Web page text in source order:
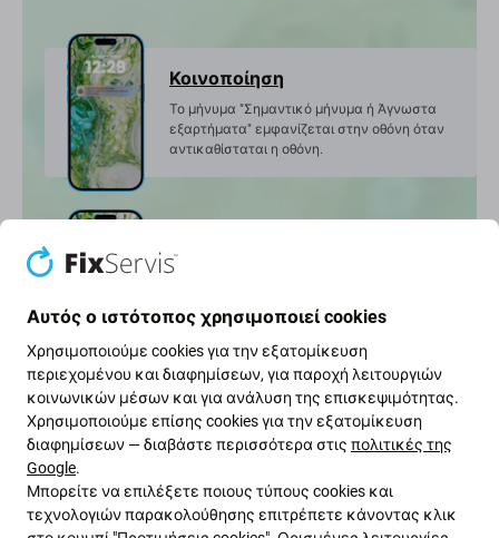
Κοινοποίηση
Το μήνυμα "Σημαντικό μήνυμα ή Άγνωστα
εξαρτήματα" εμφανίζεται στην οθόνη όταν
αντικαθίσταται η οθόνη.
Ποιότητα
οθόνη Aftermarket είναι χαμηλότερης
ποιότητας.
Αντικατάσταση της οθόνης
πλαίσιο αντικαθίστανται πάντα.
Αυτός ο ιστότοπος χρησιμοποιεί cookies
Χρησιμοποιούμε cookies για την εξατομίκευση
περιεχομένου και διαφημίσεων, για παροχή λειτουργιών
κοινωνικών μέσων και για ανάλυση της επισκεψιμότητας.
Χρησιμοποιούμε επίσης cookies για την εξατομίκευση
διαφημίσεων — διαβάστε περισσότερα στις πολιτικές της
Google.
Μπορείτε να επιλέξετε ποιους τύπους cookies και
τεχνολογιών παρακολούθησης επιτρέπετε κάνοντας κλικ